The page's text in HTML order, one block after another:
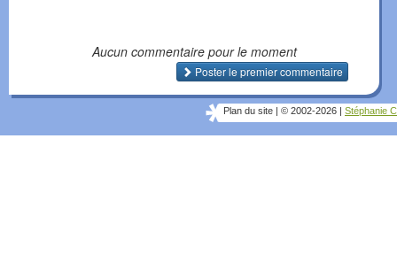
Aucun commentaire pour le moment
Poster le premier commentaire
Plan du site © 2002-2026 Stéphanie C